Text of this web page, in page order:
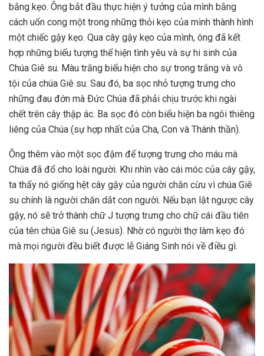
bằng kẹo. Ông bắt đầu thực hiện ý tưởng của mình bằng
cách uốn cong một trong những thỏi kẹo của mình thành hình
một chiếc gậy kẹo. Qua cây gậy kẹo của mình, ông đã kết
hợp những biểu tượng thể hiện tình yêu và sự hi sinh của
Chúa Giê su. Màu trắng biểu hiện cho sự trong trắng và vô
tội của chúa Giê su. Sau đó, ba sọc nhỏ tượng trưng cho
những đau đớn mà Ðức Chúa đã phải chịu trước khi ngài
chết trên cây thập ác. Ba sọc đó còn biểu hiện ba ngôi thiêng
liêng của Chúa (sự hợp nhất của Cha, Con và Thánh thần).
Ông thêm vào một sọc đậm để tượng trưng cho máu mà
Chúa đã đổ cho loài người. Khi nhìn vào cái móc của cây gậy,
ta thấy nó giống hệt cây gậy của người chăn cừu vì chúa Giê
su chính là người chăn dắt con người. Nếu bạn lật ngược cây
gậy, nó sẽ trở thành chữ J tượng trưng cho chữ cái đầu tiên
của tên chúa Giê su (Jesus). Nhờ có người thợ làm kẹo đó
mà mọi người đều biết được lễ Giáng Sinh nói về điều gì.